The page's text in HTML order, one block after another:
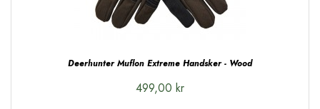
Deerhunter Muflon Extreme Handsker - Wood
499,00 kr